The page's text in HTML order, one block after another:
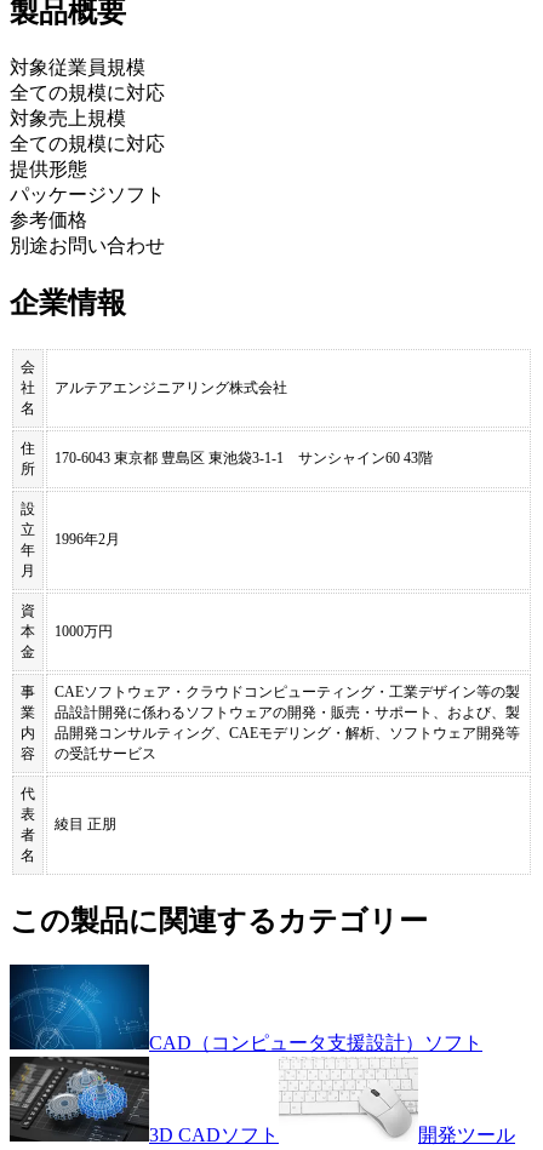
製品概要
対象従業員規模
全ての規模に対応
対象売上規模
全ての規模に対応
提供形態
パッケージソフト
参考価格
別途お問い合わせ
企業情報
会
社
名
アルテアエンジニアリング株式会社
住
所
170-6043 東京都 豊島区 東池袋3-1-1 サンシャイン60 43階
設
立
年
月
1996年2月
資
本
金
1000万円
事
業
内
容
CAEソフトウェア・クラウドコンピューティング・工業デザイン等の製
品設計開発に係わるソフトウェアの開発・販売・サポート、および、製
品開発コンサルティング、CAEモデリング・解析、ソフトウェア開発等
の受託サービス
代
表
者
名
綾目 正朋
この製品に関連するカテゴリー
CAD（コンピュータ支援設計）ソフト
3D CADソフト 開発ツール